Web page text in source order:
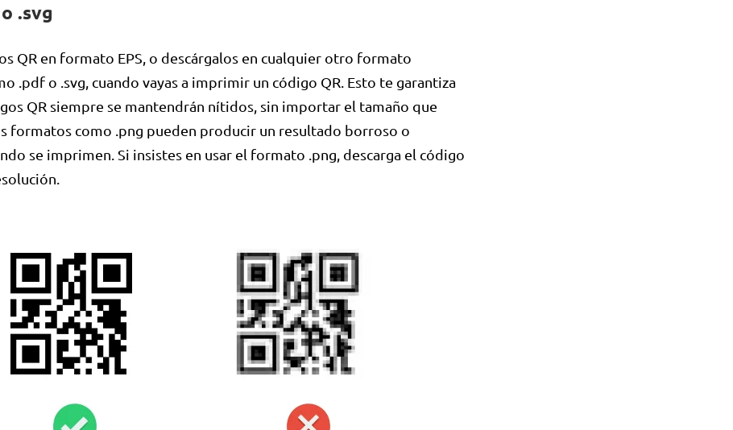
.svg
QR en formato EPS, o descárgalos en cualquier otro formato
.pdf o .svg, cuando vayas a imprimir un código QR. Esto te garantiza
QR siempre se mantendrán nítidos, sin importar el tamaño que
formatos como .png pueden producir un resultado borroso o
se imprimen. Si insistes en usar el formato .png, descarga el código